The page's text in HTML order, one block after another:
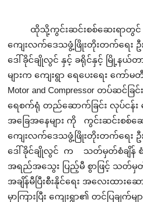
ထိုသို့ကွင်းဆင်းစစ်ဆေးရာတွင်
ကျေးလက်ဒေသဖွံ့ဖြိုးတိုးတက်ရေး ဦးစီ
ဒေါ်ခိုင်ချိုလွင် နှင့် ခရိုင်နှင့် မြို့နယ်တ
များက ကျေးရွာ ရေပေးရေး ကော်
Motor and Compressor တပ်ဆင်ခြ
ရေစက်ရုံ တည်ဆောက်ခြင်း လုပ်ငန်း
အခြေအနေများ ကို ကွင်းဆင်းစစ်ဆ
ကျေးလက်ဒေသဖွံ့ဖြိုးတိုးတက်ရေး ဦးစီ
ဒေါ်ခိုင်ချိုလွင် က သတ်မှတ်စံချိန်
အရည်အသွေး ပြည့်မီ စွာဖြင့် သတ်
အချိန်မီပြီးစီးနိုင်ရေး အလေးထားဆ
မှာကြားပြီး ကျေးရွာ၏ တင်ပြချက်